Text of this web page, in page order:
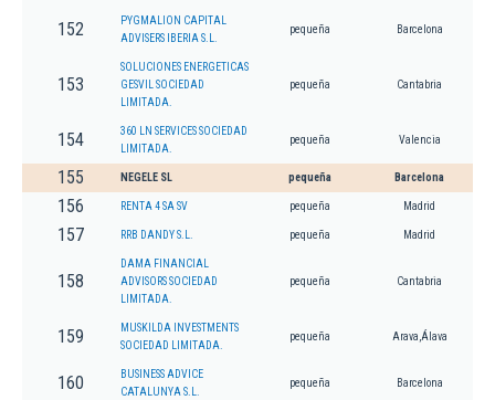
152
PYGMALION CAPITAL
ADVISERS IBERIA S.L.
pequeña Barcelona
153
SOLUCIONES ENERGETICAS
GESVIL SOCIEDAD
LIMITADA.
pequeña Cantabria
154
360 LN SERVICES SOCIEDAD
LIMITADA.
pequeña Valencia
155 NEGELE SL pequeña Barcelona
156 RENTA 4 SA SV pequeña Madrid
157 RRB DANDY S.L. pequeña Madrid
158
DAMA FINANCIAL
ADVISORS SOCIEDAD
LIMITADA.
pequeña Cantabria
159
MUSKILDA INVESTMENTS
SOCIEDAD LIMITADA.
pequeña Arava,Álava
160
BUSINESS ADVICE
CATALUNYA S.L.
pequeña Barcelona